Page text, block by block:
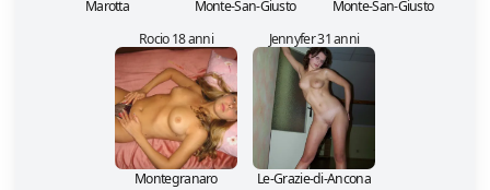
Marotta Monte-San-Giusto
Monte-San-Giusto
Rocio 18 anni
Montegranaro
Jennyfer 31 anni
Le-Grazie-di-Ancona